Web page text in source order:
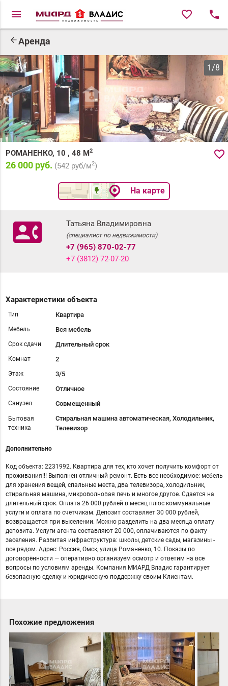
menu favorite_border local_phone
arrow_backАренда
1/8
favorite_border
РОМАНЕНКО, 10 , 48 М2
26 000 руб. (542руб/м2)
На карте
contact_phone Татьяна Владимировна
(специалист по недвижимости)
+7 (965) 870-02-77
+7 (3812) 72-07-20
Характеристики объекта
Тип Квартира
Мебель Вся мебель
Срок сдачи Длительный срок
Комнат 2
Этаж 3/5
Состояние Отличное
Санузел Совмещенный
Бытовая
техника
Стиральная машина автоматическая, Холодильник,
Телевизор
Дополнительно
Код объекта: 2231992. Квартира для тех, кто хочет получить комфорт от
проживания!!! Выполнен отличный ремонт. Есть все необходимое: мебель
для хранения вещей, спальные места, два телевизора, холодильник,
стиральная машина, микроволновая печь и многое другое. Сдается на
длительный срок. Оплата 26 000 рублей в месяц плюс коммунальные
услуги и оплата по счетчикам. Депозит составляет 30 000 рублей,
возвращается при выселении. Можно разделить на два месяца оплату
депозита. Услуги агента составляют 20 000, оплачиваются по факту
заселения. Развитая инфраструктура: школы, детские сады, магазины -
все рядом. Адрес: Россия, Омск, улица Романенко, 10. Показы по
договорённости — оперативно организуем осмотр и ответим на все
вопросы по условиям аренды. Компания МИАРД Владис гарантирует
безопасную сделку и юридическую поддержку своим Клиентам.
Похожие предложения